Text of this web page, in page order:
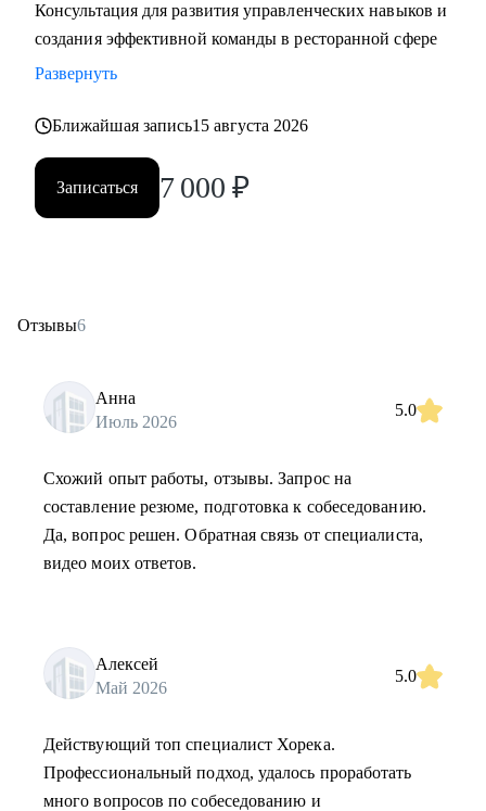
Консультация для развития управленческих навыков и
создания эффективной команды в ресторанной сфере
Развернуть
Ближайшая запись15 августа 2026
Записаться 7 000 ₽
Отзывы6
Анна
Июль 2026
5.0
Схожий опыт работы, отзывы. Запрос на
составление резюме, подготовка к собеседованию.
Да, вопрос решен. Обратная связь от специалиста,
видео моих ответов.
Алексей
Май 2026
5.0
Действующий топ специалист Хорека.
Профессиональный подход, удалось проработать
много вопросов по собеседованию и